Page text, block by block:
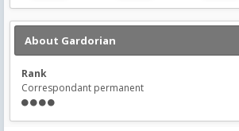
About Gardorian
Rank
Correspondant permanent